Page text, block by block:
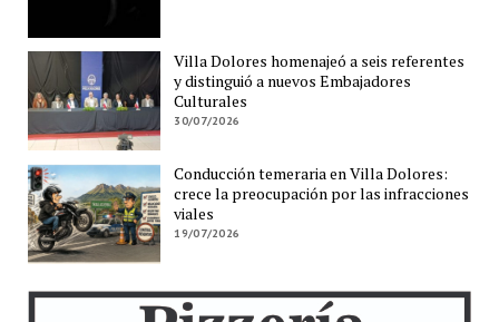
Villa Dolores homenajeó a seis referentes
y distinguió a nuevos Embajadores
Culturales
30/07/2026
Conducción temeraria en Villa Dolores:
crece la preocupación por las infracciones
viales
19/07/2026